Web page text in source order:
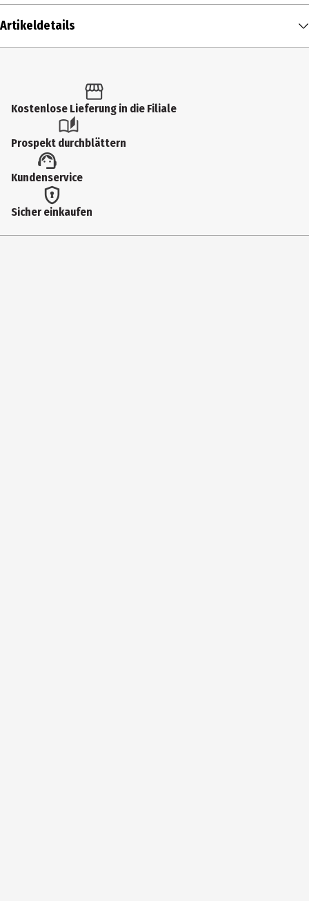
Artikeldetails
Produkttyp
Artikelnummer des Herstellers
3200 TB36
Hersteller
Kostenlose Lieferung in die Filiale
Prospekt durchblättern
Kundenservice
Sicher einkaufen